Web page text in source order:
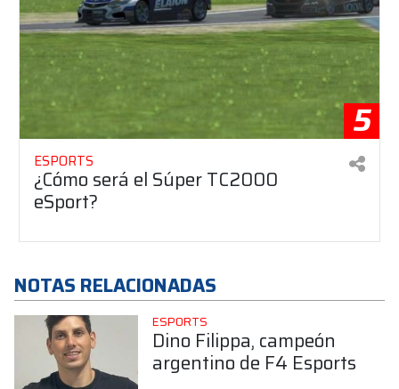
5
ESPORTS
¿Cómo será el Súper TC2000
eSport?
NOTAS RELACIONADAS
ESPORTS
Dino Filippa, campeón
argentino de F4 Esports